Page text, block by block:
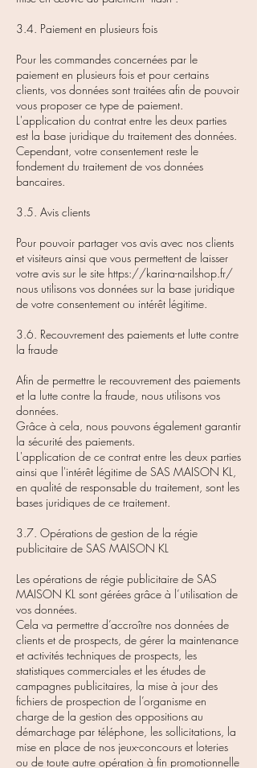
3.4. Paiement en plusieurs fois
Pour les commandes concernées par le
paiement en plusieurs fois et pour certains
clients, vos données sont traitées afin de pouvoir
vous proposer ce type de paiement.
L'application du contrat entre les deux parties
est la base juridique du traitement des données.
Cependant, votre consentement reste le
fondement du traitement de vos données
bancaires.
3.5. Avis clients
Pour pouvoir partager vos avis avec nos clients
et visiteurs ainsi que vous permettent de laisser
votre avis sur le site https://karina-nailshop.fr/
nous utilisons vos données sur la base juridique
de votre consentement ou intérêt légitime.
3.6. Recouvrement des paiements et lutte contre
la fraude
Afin de permettre le recouvrement des paiements
et la lutte contre la fraude, nous utilisons vos
données.
Grâce à cela, nous pouvons également garantir
la sécurité des paiements.
L'application de ce contrat entre les deux parties
ainsi que l'intérêt légitime de SAS MAISON KL,
en qualité de responsable du traitement, sont les
bases juridiques de ce traitement.
3.7. Opérations de gestion de la régie
publicitaire de SAS MAISON KL
Les opérations de régie publicitaire de SAS
MAISON KL sont gérées grâce à l’utilisation de
vos données.
Cela va permettre d’accroître nos données de
clients et de prospects, de gérer la maintenance
et activités techniques de prospects, les
statistiques commerciales et les études de
campagnes publicitaires, la mise à jour des
fichiers de prospection de l’organisme en
charge de la gestion des oppositions au
démarchage par téléphone, les sollicitations, la
mise en place de nos jeux-concours et loteries
ou de toute autre opération à fin promotionnelle